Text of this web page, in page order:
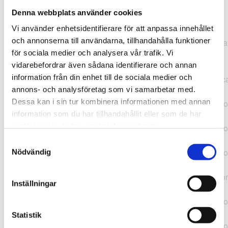
Denna webbplats använder cookies
Vi använder enhetsidentifierare för att anpassa innehållet
och annonserna till användarna, tillhandahålla funktioner
för sociala medier och analysera vår trafik. Vi
vidarebefordrar även sådana identifierare och annan
information från din enhet till de sociala medier och
annons- och analysföretag som vi samarbetar med.
Dessa kan i sin tur kombinera informationen med annan
information som du har tillhandahållit eller som de har
Nödvändig
Inställningar
Statistik
TypeError: "".concat(...).concat(...).replaceAll is not a
function at
https://webshop.pressbyran.se/_next/static/chunks/pages/
b1763451a2186f9e.js:1:11050 at Array.map
(<anonymous>) at K
(https://webshop.pressbyran.se/_next/static/chunks/pages/
b1763451a2186f9e.js:1:10836) at lk
(https://webshop.pressbyran.se/_next/static/chunks/
b241200379730ac0.js:1:129835) at i
(https://webshop.pressbyran.se/_next/static/chunks/
(https://webshop.pressbyran.se/_next/static/chunks/
https://webshop.pressbyran.se/_next/static/chunks/
b241200379730ac0.js:1:167872 at uI
(https://webshop.pressbyran.se/_next/static/chunks/
b241200379730ac0.js:1:167879) at uE
(https://webshop.pressbyran.se/_next/static/chunks/